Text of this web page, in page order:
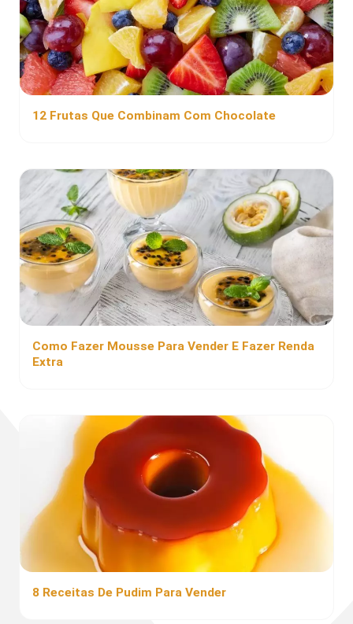
12 Frutas Que Combinam Com Chocolate
Como Fazer Mousse Para Vender E Fazer Renda
Extra
8 Receitas De Pudim Para Vender